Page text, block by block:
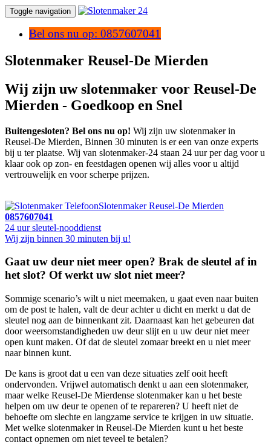
Toggle navigation
Bel ons nu op: 0857607041
Slotenmaker Reusel-De Mierden
Wij zijn uw slotenmaker voor Reusel-De
Mierden - Goedkoop en Snel
Buitengesloten? Bel ons nu op! Wij zijn uw slotenmaker in
Reusel-De Mierden, Binnen 30 minuten is er een van onze experts
bij u ter plaatse. Wij van slotenmaker-24 staan 24 uur per dag voor u
klaar ook op zon- en feestdagen openen wij alles voor u altijd
vertrouwelijk en voor scherpe prijzen.
Slotenmaker Reusel-De Mierden
0857607041
24 uur sleutel-nooddienst
Wij zijn binnen 30 minuten bij u!
Gaat uw deur niet meer open? Brak de sleutel af in
het slot? Of werkt uw slot niet meer?
Sommige scenario’s wilt u niet meemaken, u gaat even naar buiten
om de post te halen, valt de deur achter u dicht en merkt u dat de
sleutel nog aan de binnenkant zit. Daarnaast kan het gebeuren dat
door weersomstandigheden uw deur slijt en u uw deur niet meer
open kunt maken. Of dat de sleutel zomaar breekt en u niet meer
naar binnen kunt.
De kans is groot dat u een van deze situaties zelf ooit heeft
ondervonden. Vrijwel automatisch denkt u aan een slotenmaker,
maar welke Reusel-De Mierdense slotenmaker kan u het beste
helpen om uw deur te openen of te repareren? U heeft niet de
behoefte om slechte en langzame service te krijgen in uw situatie.
Met welke slotenmaker in Reusel-De Mierden kunt u het beste
contact opnemen om niet teveel te betalen?